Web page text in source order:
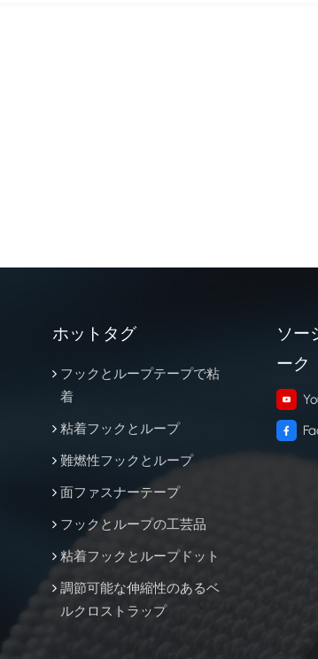
ホットタグ
フックとループテープで粘
着
粘着フックとループ
難燃性フックとループ
面ファスナーテープ
フックとループの工芸品
粘着フックとループドット
調節可能な伸縮性のあるベ
ルクロストラップ
ソー
ーク